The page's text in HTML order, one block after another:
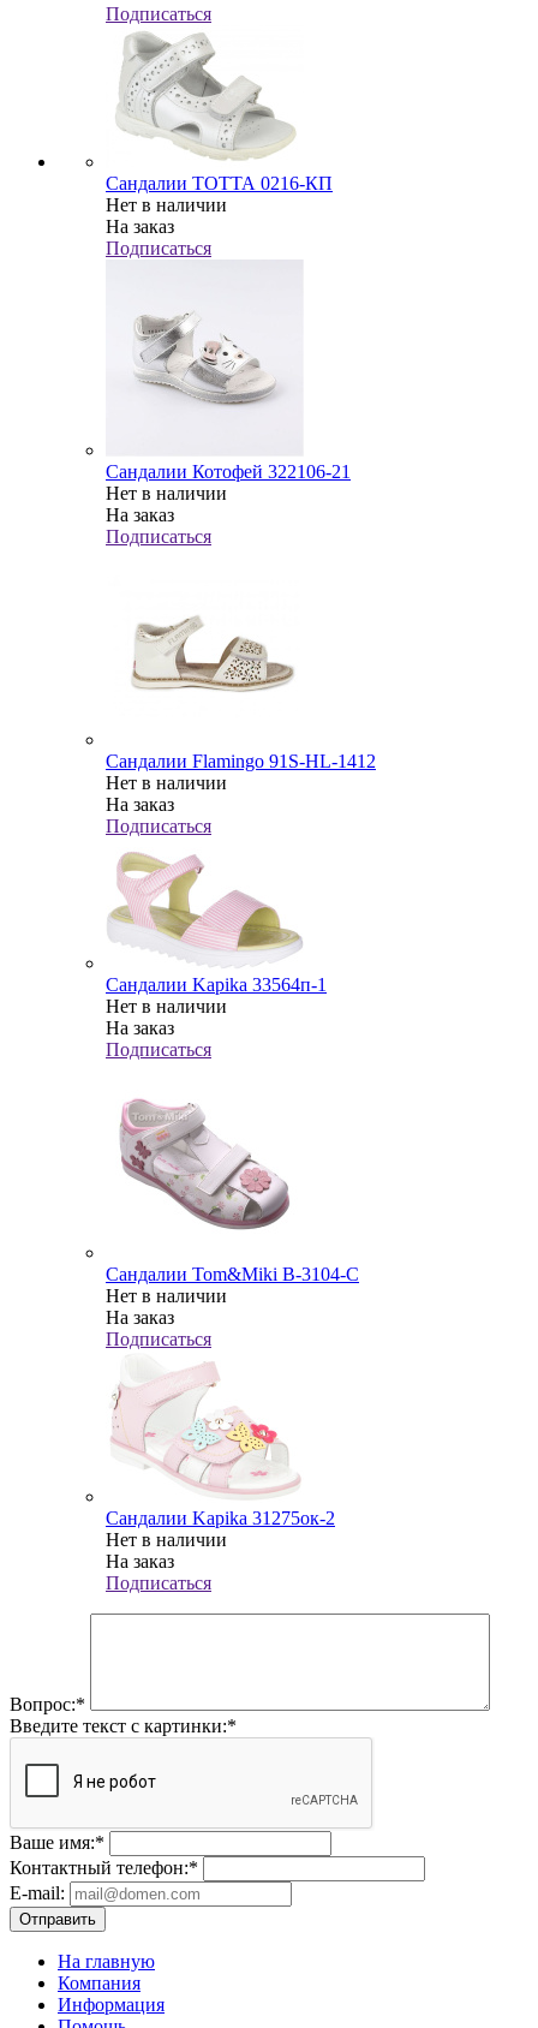
Подписаться
Сандалии ТОТТА 0216-КП
Нет в наличии
На заказ
Подписаться
Сандалии Котофей 322106-21
Нет в наличии
На заказ
Подписаться
Сандалии Flamingo 91S-HL-1412
Нет в наличии
На заказ
Подписаться
Сандалии Kapika 33564п-1
Нет в наличии
На заказ
Подписаться
Сандалии Tom&Miki B-3104-С
Нет в наличии
На заказ
Подписаться
Сандалии Kapika 31275ок-2
Нет в наличии
На заказ
Подписаться
Вопрос:*
Введите текст с картинки:*
Ваше имя:*
Контактный телефон:*
E-mail:
Отправить
На главную
Компания
Информация